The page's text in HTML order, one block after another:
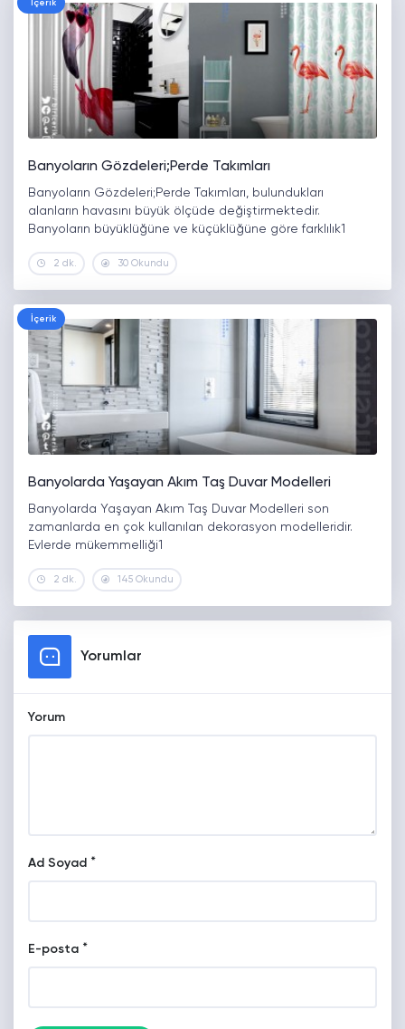
İçerik
Banyoların Gözdeleri;Perde Takımları
Banyoların Gözdeleri;Perde Takımları, bulundukları
alanların havasını büyük ölçüde değiştirmektedir.
Banyoların büyüklüğüne ve küçüklüğüne göre farklılık1
2 dk. 30 Okundu
İçerik
Banyolarda Yaşayan Akım Taş Duvar Modelleri
Banyolarda Yaşayan Akım Taş Duvar Modelleri son
zamanlarda en çok kullanılan dekorasyon modelleridir.
Evlerde mükemmelliği1
2 dk. 145 Okundu
Yorumlar
Yorum
Ad Soyad *
E-posta *